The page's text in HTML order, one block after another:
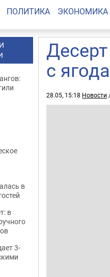
ПОЛИТИКА ЭКОНОМИКА
с
28.05, 15:18 Новости
в
в
3-